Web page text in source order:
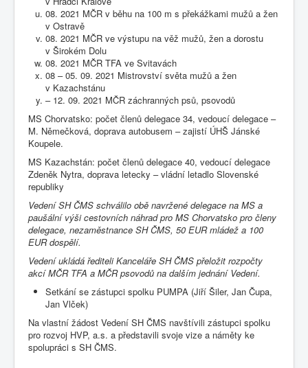
08. 2021 MČR v běhu na 100 m s překážkami mužů a žen
v Ostravě
08. 2021 MČR ve výstupu na věž mužů, žen a dorostu
v Širokém Dolu
08. 2021 MČR TFA ve Svitavách
08 – 05. 09. 2021 Mistrovství světa mužů a žen
v Kazachstánu
– 12. 09. 2021 MČR záchranných psů, psovodů
MS Chorvatsko: počet členů delegace 34, vedoucí delegace –
M. Němečková, doprava autobusem – zajistí ÚHŠ Jánské
Koupele.
MS Kazachstán: počet členů delegace 40, vedoucí delegace
Zdeněk Nytra, doprava letecky – vládní letadlo Slovenské
republiky
Vedení SH ČMS schválilo obě navržené delegace na MS a
paušální výši cestovních náhrad pro MS Chorvatsko pro členy
delegace, nezaměstnance SH ČMS, 50 EUR mládež a 100
EUR dospělí.
Vedení ukládá řediteli Kanceláře SH ČMS přeložit rozpočty
akcí MČR TFA a MČR psovodů na dalším jednání Vedení.
Setkání se zástupci spolku PUMPA (Jiří Šiler, Jan Čupa,
Jan Vlček)
Na vlastní žádost Vedení SH ČMS navštívili zástupci spolku
pro rozvoj HVP, a.s. a představili svoje vize a náměty ke
spolupráci s SH ČMS.